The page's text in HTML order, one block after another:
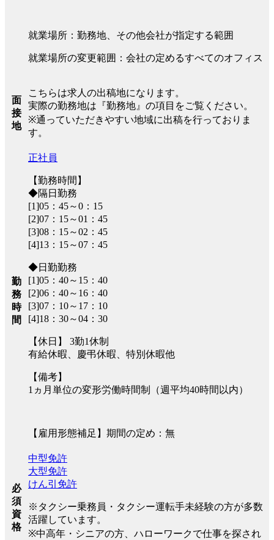
就業場所：勤務地、その他会社が指定する範囲
就業場所の変更範囲：会社の定めるすべてのオフィス
面
接
地
こちらは求人の出稿地になります。
実際の勤務地は『勤務地』の項目をご覧ください。
※通っていただきやすい地域に出稿を行っておりま
す。
勤
務
時
間
正社員
【勤務時間】
◆隔日勤務
[1]05：45～0：15
[2]07：15～01：45
[3]08：15～02：45
[4]13：15～07：45
◆日勤勤務
[1]05：40～15：40
[2]06：40～16：40
[3]07：10～17：10
[4]18：30～04：30
【休日】 3勤1休制
有給休暇、慶弔休暇、特別休暇他
【備考】
1ヵ月単位の変形労働時間制（週平均40時間以内）
【雇用形態補足】期間の定め：無
必
須
資
格
中型免許
大型免許
けん引免許
※タクシー乗務員・タクシー運転手未経験の方が多数
活躍しています。
※中高年・シニアの方、ハローワークで仕事を探され